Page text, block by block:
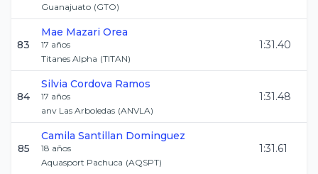
Guanajuato (GTO)
83
Mae Mazari Orea
17 años
Titanes Alpha (TITAN)
1:31.40
84
Silvia Cordova Ramos
17 años
anv Las Arboledas (ANVLA)
1:31.48
85
Camila Santillan Dominguez
18 años
Aquasport Pachuca (AQSPT)
1:31.61